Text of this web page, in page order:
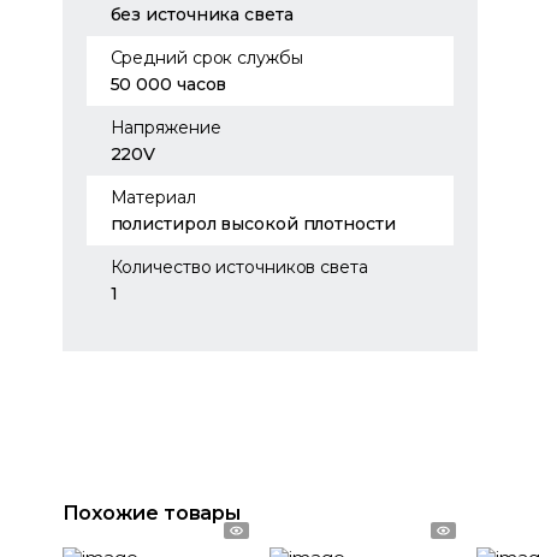
без источника света
Средний срок службы
50 000 часов
Напряжение
220V
Материал
полистирол высокой плотности
Количество источников света
1
Похожие товары